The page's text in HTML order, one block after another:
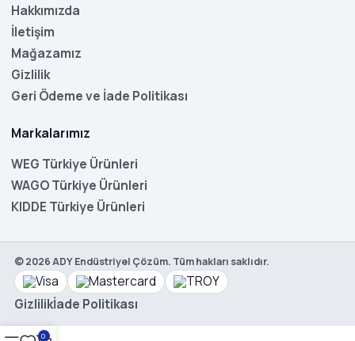
Hakkımızda
İletişim
Mağazamız
Gizlilik
Geri Ödeme ve İade Politikası
Markalarımız
WEG Türkiye Ürünleri
WAGO Türkiye Ürünleri
KIDDE Türkiye Ürünleri
©2026ADY Endüstriyel Çözüm. Tüm hakları saklıdır.
Gizlilikİade Politikası
0